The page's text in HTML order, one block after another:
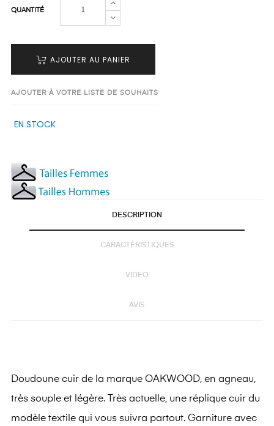
QUANTITÉ
AJOUTER AU PANIER
AJOUTER À VOTRE LISTE DE SOUHAITS
EN STOCK
DESCRIPTION
CARACTÉRISTIQUES
VIDEO
AVIS
Doudoune cuir de la marque OAKWOOD, en agneau,
très souple et légère. Très actuelle, une réplique cuir du
modèle textile qui vous suivra partout. Garniture avec